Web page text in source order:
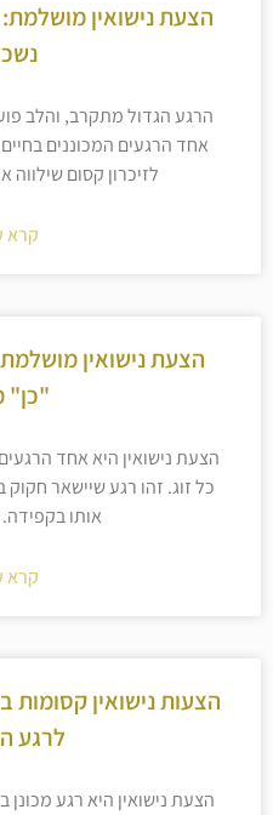
הצעת נישואין מושלמת:
הרגע הגדול מתקרב, והלב
אחד הרגעים המכוננים
לזיכרון קסום
קרא
"כן"
הצעת נישואין היא אחד
כל זוג. זהו רגע שיישאר חקוק
אותו בקפידה. להלן
קרא
הצעות נישואין
לרגע
הצעת נישואין היא רגע מכונן